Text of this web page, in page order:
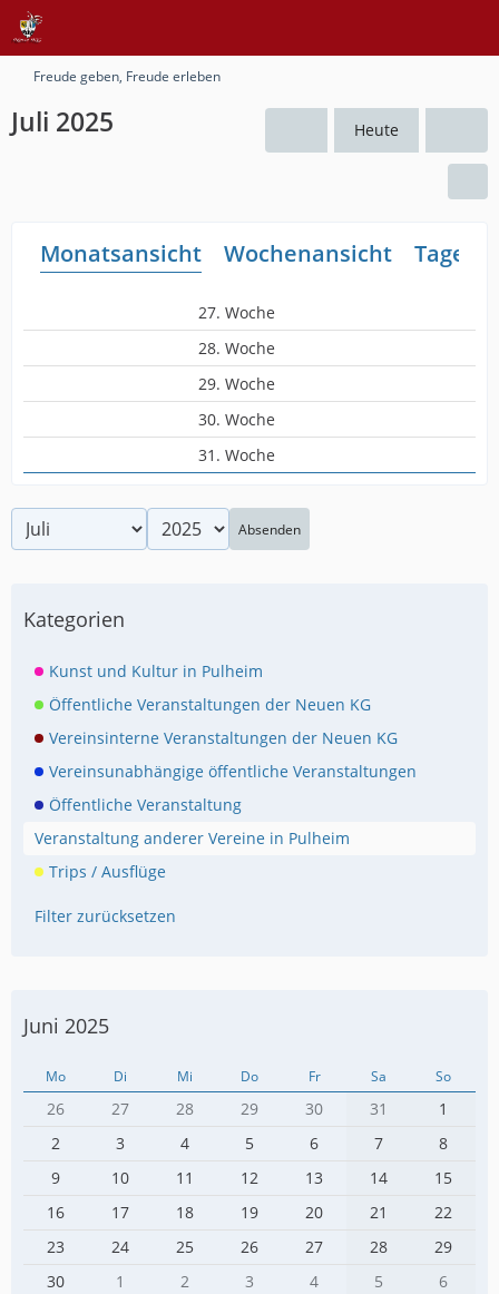
Freude geben, Freude erleben
Juli 2025 Heute
Monatsansicht Wochenansicht
27. Woche
28. Woche
29. Woche
30. Woche
31. Woche
Absenden
Kategorien
Kunst und Kultur in Pulheim
Öffentliche Veranstaltungen der Neuen KG
Vereinsinterne Veranstaltungen der Neuen KG
Vereinsunabhängige öffentliche Veranstaltungen
Öffentliche Veranstaltung
Veranstaltung anderer Vereine in Pulheim
Trips / Ausflüge
Filter zurücksetzen
Juni 2025
Mo Di Mi Do Fr Sa So
26 27 28 29 30 31
1
2
3 4 5 6 7
8
9
10 11 12 13 14
15
16
17 18 19 20 21
22
23
24 25 26 27 28
29
30
1 2 3 4 5 6